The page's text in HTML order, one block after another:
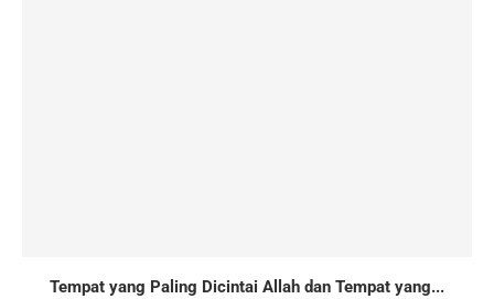
Tempat yang Paling Dicintai Allah dan Tempat yang...